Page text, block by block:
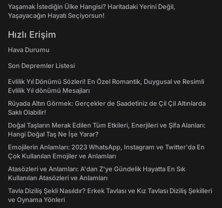
Yaşamak İstediğin Ülke Hangisi? Haritadaki Yerini Değil,
Yaşayacağın Hayatı Seçiyorsun!
Hızlı Erişim
Hava Durumu
Son Depremler Listesi
Evlilik Yıl Dönümü Sözleri! En Özel Romantik, Duygusal ve Resimli
Evlilik Yıl dönümü Mesajları
Rüyada Altın Görmek: Gerçekler de Saadetiniz de Çil Çil Altınlarda
Saklı Olabilir!
Doğal Taşların Merak Edilen Tüm Etkileri, Enerjileri ve Şifa Alanları:
Hangi Doğal Taş Ne İşe Yarar?
Emojilerin Anlamları: 2023 WhatsApp, Instagram ve Twitter'da En
Çok Kullanılan Emojiler ve Anlamları
Atasözleri ve Anlamları: A'dan Z'ye Gündelik Hayatta En Sık
Kullanılan Atasözleri ve Anlamları
Tavla Diziliş Şekli Nasıldır? Erkek Tavlası ve Kız Tavlası Diziliş Şekilleri
ve Oynama Yönleri